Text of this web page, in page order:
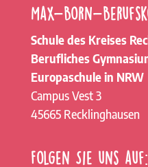
Max-Born-
Schule des Kreises
Berufliches
Europaschule in NRW
Campus Vest 3
45665 Recklinghausen
Folgen Sie uns auf: